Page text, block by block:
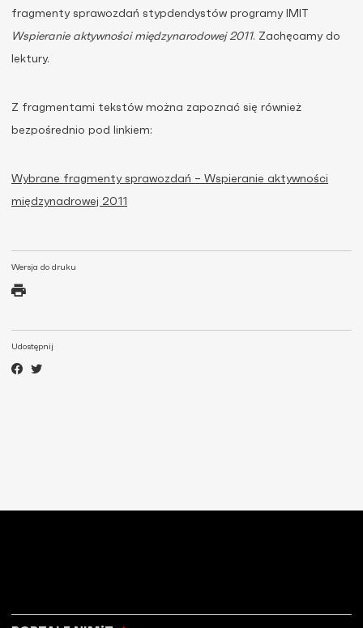
Wersja do druku
Udostępnij
fragmenty sprawozdań stypdendystów programy IMIT
Wspieranie aktywności międzynarodowej 2011. Zachęcamy do
lektury.
Z fragmentami tekstów można zapoznać się również
bezpośrednio pod linkiem:
Wybrane fragmenty sprawozdań – Wspieranie aktywności
międzynadrowej 2011